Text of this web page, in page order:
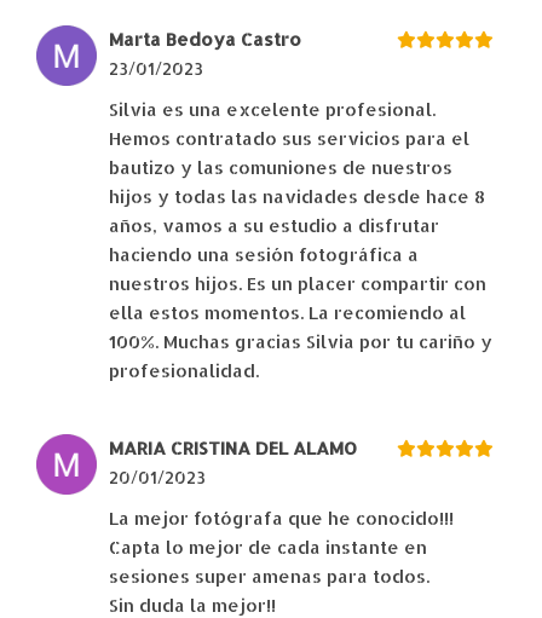
Marta Bedoya Castro
23/01/2023
Silvia es una excelente profesional.
Hemos contratado sus servicios para el
bautizo y las comuniones de nuestros
hijos y todas las navidades desde hace 8
años, vamos a su estudio a disfrutar
haciendo una sesión fotográfica a
nuestros hijos. Es un placer compartir con
ella estos momentos. La recomiendo al
100%. Muchas gracias Silvia por tu cariño y
profesionalidad.
MARIA CRISTINA DEL ALAMO
20/01/2023
La mejor fotógrafa que he conocido!!!
Capta lo mejor de cada instante en
sesiones super amenas para todos.
Sin duda la mejor!!